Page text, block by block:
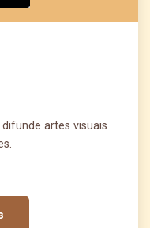
artes visuais